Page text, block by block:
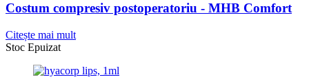
Costum compresiv postoperatoriu - MHB Comfort
Citește mai mult
Stoc Epuizat